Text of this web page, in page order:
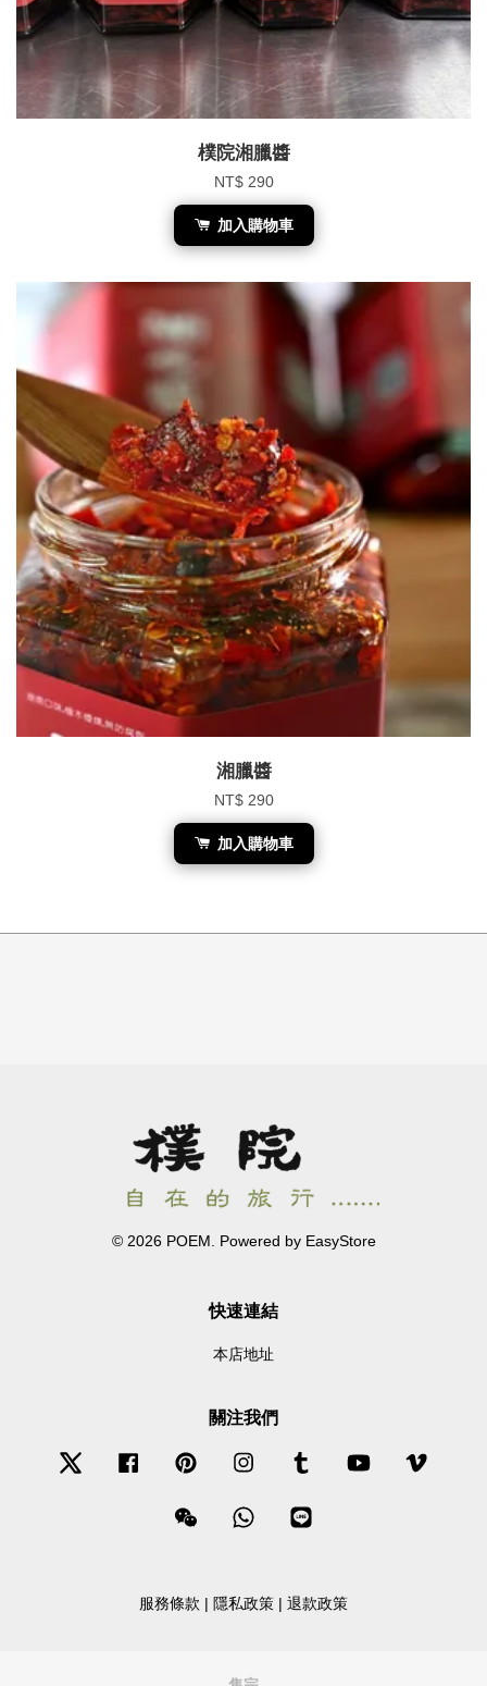
樸院湘臘醬
NT$ 290
加入購物車
湘臘醬
NT$ 290
加入購物車
© 2026 POEM. Powered by EasyStore
快速連結
本店地址
關注我們
Twitter Facebook Pinterest Instagram Tumblr YouTube
Wechat Whatsapp
服務條款 | 隱私政策 | 退款政策